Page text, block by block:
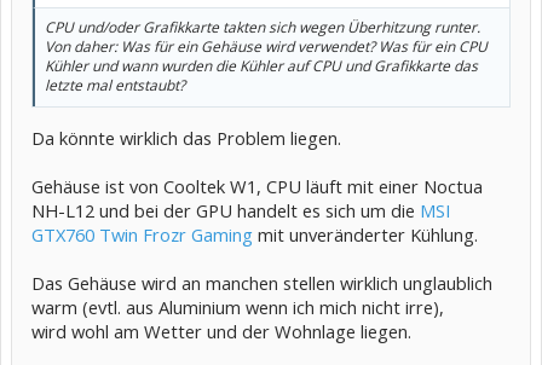
CPU und/oder Grafikkarte takten sich wegen Überhitzung runter.
Von daher: Was für ein Gehäuse wird verwendet? Was für ein CPU
Kühler und wann wurden die Kühler auf CPU und Grafikkarte das
letzte mal entstaubt?
Da könnte wirklich das Problem liegen.
Gehäuse ist von Cooltek W1, CPU läuft mit einer Noctua
NH-L12 und bei der GPU handelt es sich um die MSI
GTX760 Twin Frozr Gaming mit unveränderter Kühlung.
Das Gehäuse wird an manchen stellen wirklich unglaublich
warm (evtl. aus Aluminium wenn ich mich nicht irre),
wird wohl am Wetter und der Wohnlage liegen.